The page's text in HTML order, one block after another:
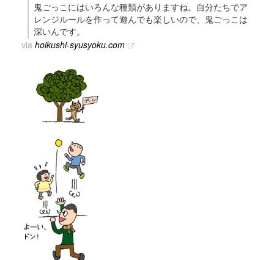
鬼ごっこにはいろんな種類がありますね。自分たちでア
レンジルールを作って遊んでも楽しいので、鬼ごっこは
深いんです。
via hoikushi-syusyoku.com